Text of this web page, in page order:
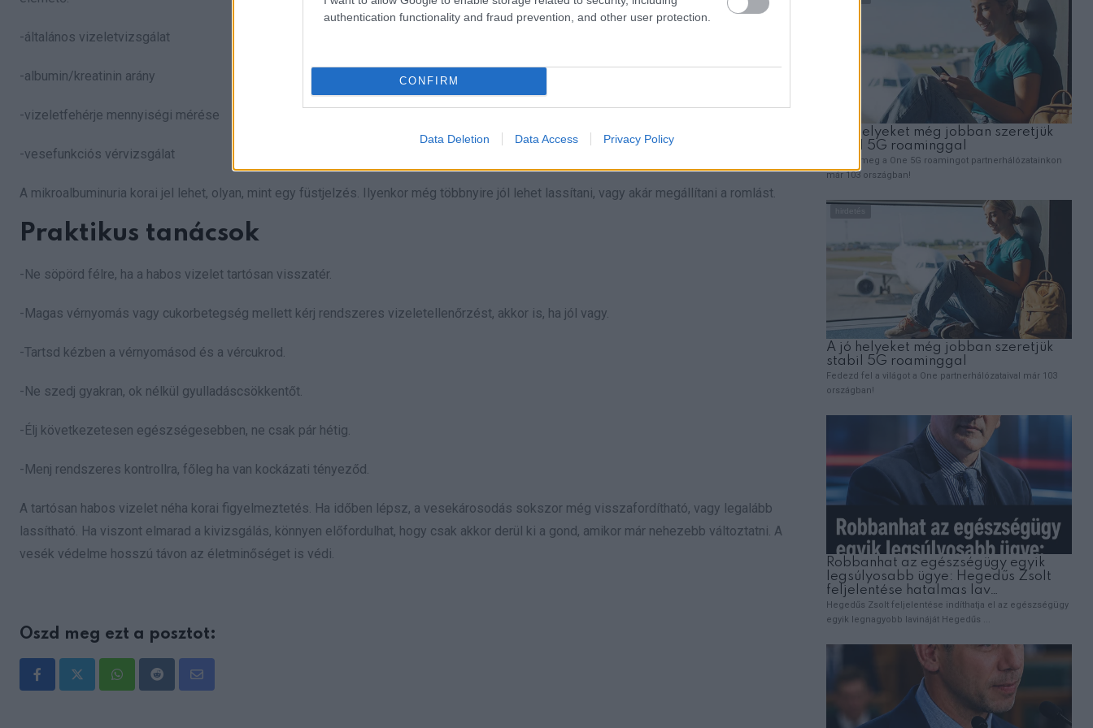
authentication functionality and fraud prevention, and other user protection.
CONFIRM
Data Deletion Data Access Privacy Policy
-általános vizeletvizsgálat
-albumin/kreatinin arány
-vizeletfehérje mennyiségi mérése
-vesefunkciós vérvizsgálat
A mikroalbuminuria korai jel lehet, olyan, mint egy füstjelzés. Ilyenkor még többnyire jól lehet lassítani, vagy akár megállítani a romlást.
Praktikus tanácsok
-Ne söpörd félre, ha a habos vizelet tartósan visszatér.
-Magas vérnyomás vagy cukorbetegség mellett kérj rendszeres vizeletellenőrzést, akkor is, ha jól vagy.
-Tartsd kézben a vérnyomásod és a vércukrod.
-Ne szedj gyakran, ok nélkül gyulladáscsökkentőt.
-Élj következetesen egészségesebben, ne csak pár hétig.
-Menj rendszeres kontrollra, főleg ha van kockázati tényeződ.
A tartósan habos vizelet néha korai figyelmeztetés. Ha időben lépsz, a vesekárosodás sokszor még visszafordítható, vagy legalább
lassítható. Ha viszont elmarad a kivizsgálás, könnyen előfordulhat, hogy csak akkor derül ki a gond, amikor már nehezebb változtatni. A
vesék védelme hosszú távon az életminőséget is védi.
Oszd meg ezt a posztot:
WhatsappRedditShare